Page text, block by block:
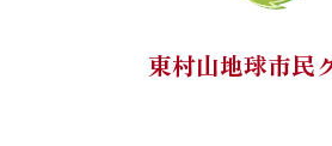
東村山地球市民